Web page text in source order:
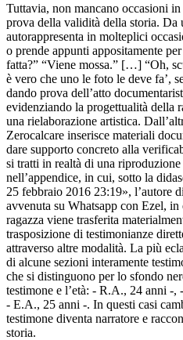
Tuttavia, non mancano occasioni
prova della validità della storia. Da
autorappresenta in molteplici
o prende appunti appositamente
fatta?” “Viene mossa.” […] “Oh,
è vero che uno le foto le deve fa’,
dando prova dell’atto
evidenziando la progettualità della
una rielaborazione artistica.
Zerocalcare inserisce materiali
dare supporto concreto alla
si tratti in realtà di una
nell’appendice, in cui, sotto la
25 febbraio 2016 23:19», l’autore
avvenuta su Whatsapp con Ezel,
ragazza viene trasferita
trasposizione di testimonianze
attraverso altre modalità. La più
di alcune sezioni interamente
che si distinguono per lo sfondo
testimone e l’età: - R.A., 24 anni -,
- E.A., 25 anni -. In questi casi
testimone diventa narratore e
storia.